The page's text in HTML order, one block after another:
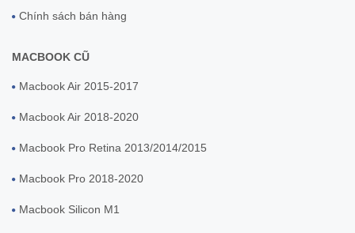
Chính sách bán hàng
MACBOOK CŨ
Macbook Air 2015-2017
Macbook Air 2018-2020
Macbook Pro Retina 2013/2014/2015
Macbook Pro 2018-2020
Macbook Silicon M1